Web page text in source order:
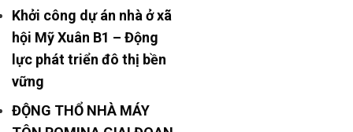
Khởi công dự án nhà ở xã
hội Mỹ Xuân B1 – Động
lực phát triển đô thị bền
vững
ĐỘNG THỔ NHÀ MÁY